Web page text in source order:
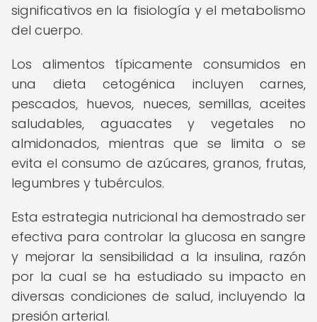
significativos en la fisiología y el metabolismo
del cuerpo.
Los alimentos típicamente consumidos en
una dieta cetogénica incluyen carnes,
pescados, huevos, nueces, semillas, aceites
saludables, aguacates y vegetales no
almidonados, mientras que se limita o se
evita el consumo de azúcares, granos, frutas,
legumbres y tubérculos.
Esta estrategia nutricional ha demostrado ser
efectiva para controlar la glucosa en sangre
y mejorar la sensibilidad a la insulina, razón
por la cual se ha estudiado su impacto en
diversas condiciones de salud, incluyendo la
presión arterial.